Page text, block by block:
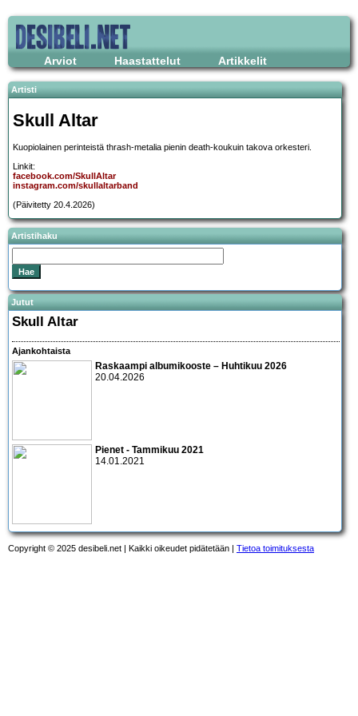
Arviot Haastattelut Artikkelit
Artisti
Skull Altar
Kuopiolainen perinteistä thrash-metalia pienin death-koukuin takova orkesteri.
Linkit:
facebook.com/SkullAltar
instagram.com/skullaltarband
(Päivitetty 20.4.2026)
Artistihaku
Jutut
Skull Altar
Ajankohtaista
Raskaampi albumikooste – Huhtikuu 2026
20.04.2026
Pienet - Tammikuu 2021
14.01.2021
Copyright © 2025 desibeli.net | Kaikki oikeudet pidätetään | Tietoa toimituksesta